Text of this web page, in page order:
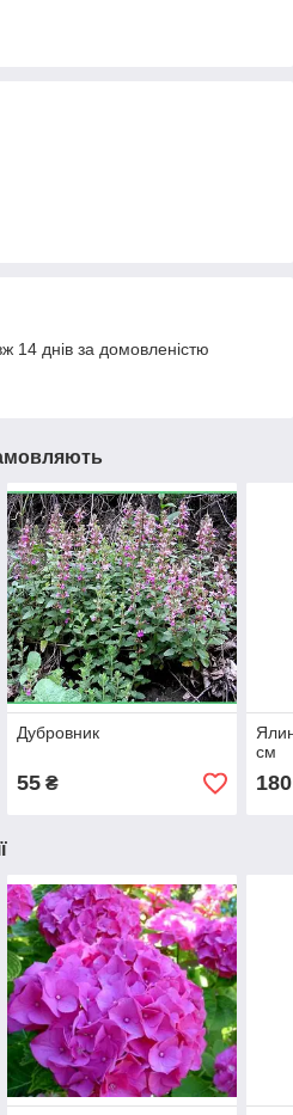
14 днів за домовленістю
Дубровник
55₴
см
180